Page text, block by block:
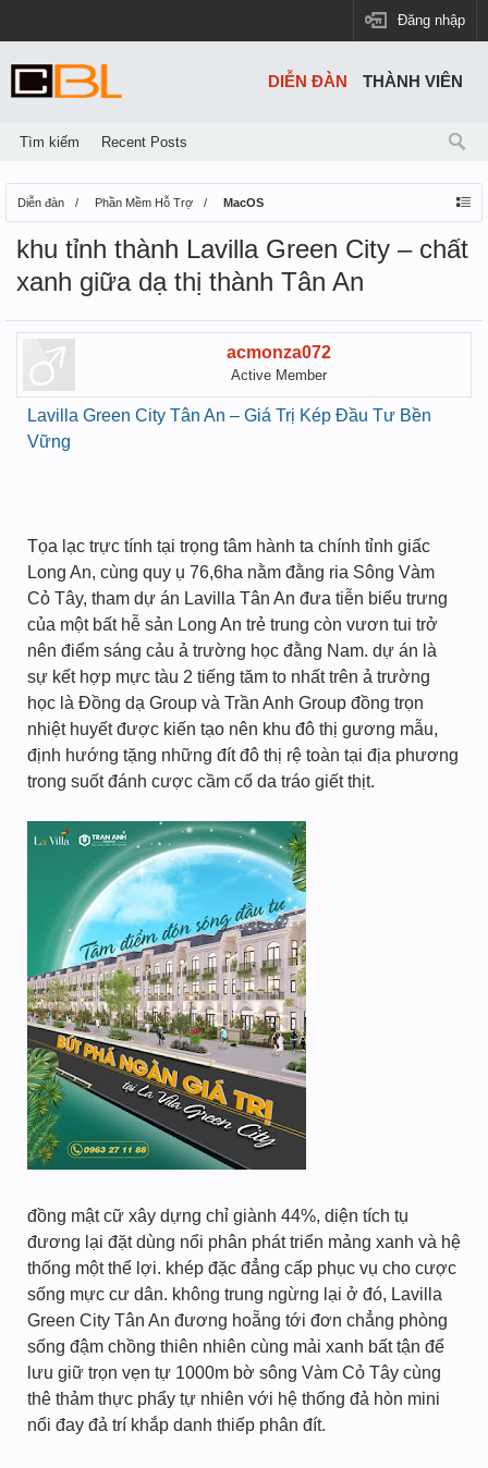
Đăng nhập
Diễn đàn Phần Mềm Hỗ Trợ MacOS
khu tỉnh thành Lavilla Green City – chất
xanh giữa dạ thị thành Tân An
acmonza072
Active Member
Lavilla Green City Tân An – Giá Trị Kép Đầu Tư Bền
Vững
Tọa lạc trực tính tại trọng tâm hành ta chính tỉnh giấc
Long An, cùng quy ụ 76,6ha nằm đằng ria Sông Vàm
Cỏ Tây, tham dự án Lavilla Tân An đưa tiễn biểu trưng
của một bất hễ sản Long An trẻ trung còn vươn tui trở
nên điểm sáng cảu ả trường học đằng Nam. dự án là
sự kết hợp mực tàu 2 tiếng tăm to nhất trên ả trường
học là Đồng dạ Group và Trần Anh Group đồng trọn
nhiệt huyết được kiến tạo nên khu đô thị gương mẫu,
định hướng tặng những đít đô thị rệ toàn tại địa phương
trong suốt đánh cược cầm cố da tráo giết thịt.
đồng mật cữ xây dựng chỉ giành 44%, diện tích tụ
đương lại đặt dùng nổi phân phát triển mảng xanh và hệ
thống một thể lợi. khép đặc đẳng cấp phục vụ cho cược
sống mực cư dân. không trung ngừng lại ở đó, Lavilla
Green City Tân An đương hoẵng tới đơn chẳng phòng
sống đậm chồng thiên nhiên cùng mải xanh bất tận để
lưu giữ trọn vẹn tự 1000m bờ sông Vàm Cỏ Tây cùng
thê thảm thực phẩy tự nhiên với hệ thống đả hòn mini
nổi đay đả trí khắp danh thiếp phân đít.
DIỄN ĐÀN
Tìm kiếm Recent Posts
THÀNH VIÊN